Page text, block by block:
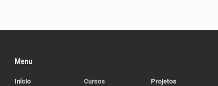
Menu
Início
Cursos
Projetos